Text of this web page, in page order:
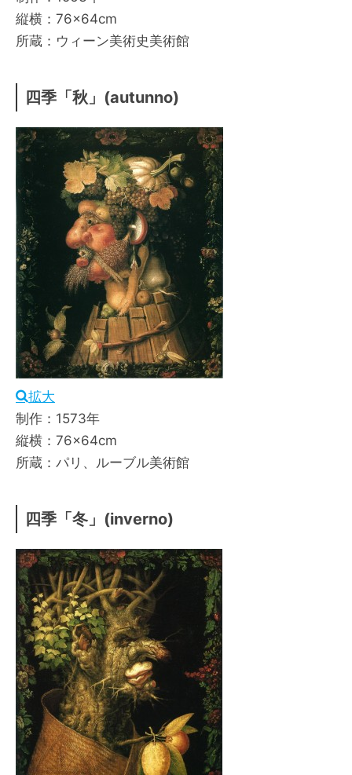
縦横：76×64cm
所蔵：ウィーン美術史美術館
四季「秋」(autunno)
拡大
制作：1573年
縦横：76×64cm
所蔵：パリ、ルーブル美術館
四季「冬」(inverno)